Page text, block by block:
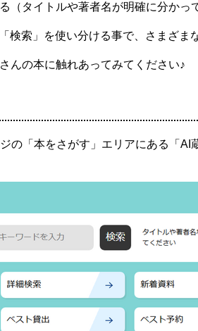
（タイトルや著者名が明確に分かっ
検索」を使い分ける事で、さまざま
んの本に触れあってみてください♪
の「本をさがす」エリアにある「AI